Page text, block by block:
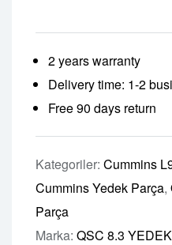
2 years warranty
Delivery time: 1-2
Free 90 days return
Kategoriler: Cummins
Cummins Yedek Parça,
Parça
Marka: QSC 8.3